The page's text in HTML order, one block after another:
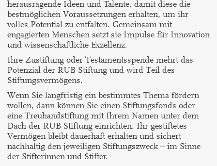
herausragende Ideen und Talente, damit diese die
bestmöglichen Voraussetzungen erhalten, um ihr
volles Potential zu entfalten. Gemeinsam mit
engagierten Menschen setzt sie Impulse für Innovation
und wissenschaftliche Exzellenz.
Ihre Zustiftung oder Testamentsspende mehrt das
Potenzial der RUB Stiftung und wird Teil des
Stiftungsvermögens.
Wenn Sie langfristig ein bestimmtes Thema fördern
wollen, dann können Sie einen Stiftungsfonds oder
eine Treuhandstiftung mit Ihrem Namen unter dem
Dach der RUB Stiftung einrichten. Ihr gestiftetes
Vermögen bleibt dauerhaft erhalten und sichert
nachhaltig den jeweiligen Stiftungszweck– im Sinne
der Stifterinnen und Stifter.